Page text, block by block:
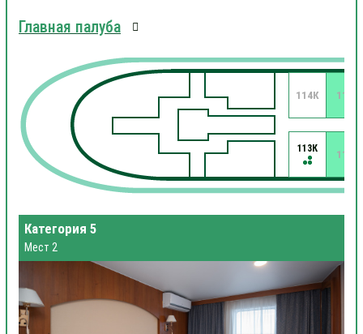
Главная палуба
111
112
113К
114К
Категория 5
Мест 2